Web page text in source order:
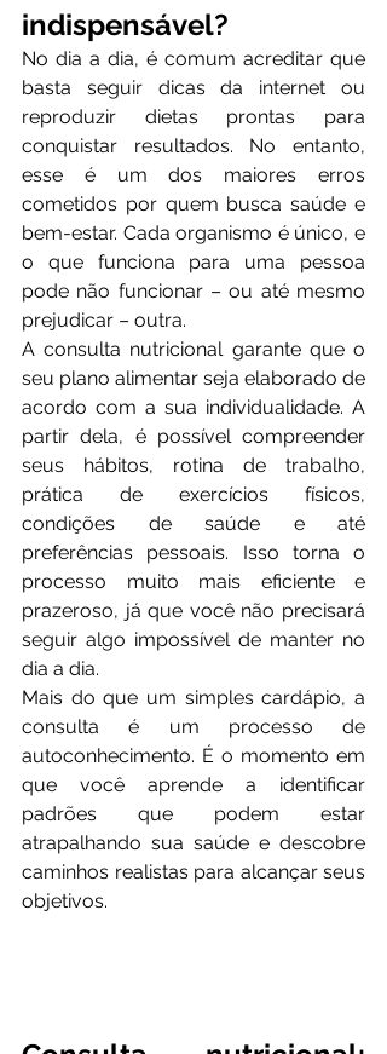
indispensável?
No dia a dia, é comum acreditar que
basta seguir dicas da internet ou
reproduzir dietas prontas para
conquistar resultados. No entanto,
esse é um dos maiores erros
cometidos por quem busca saúde e
bem-estar. Cada organismo é único, e
o que funciona para uma pessoa
pode não funcionar – ou até mesmo
prejudicar – outra.
A consulta nutricional garante que o
seu plano alimentar seja elaborado de
acordo com a sua individualidade. A
partir dela, é possível compreender
seus hábitos, rotina de trabalho,
prática de exercícios físicos,
condições de saúde e até
preferências pessoais. Isso torna o
processo muito mais eficiente e
prazeroso, já que você não precisará
seguir algo impossível de manter no
dia a dia.
Mais do que um simples cardápio, a
consulta é um processo de
autoconhecimento. É o momento em
que você aprende a identificar
padrões que podem estar
atrapalhando sua saúde e descobre
caminhos realistas para alcançar seus
objetivos.